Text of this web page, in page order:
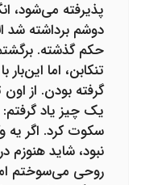
پذیرفته می‌شود،
دوشم برداشته شد
حکم گذشته.
تنکابن، اما
گرفته بودن. از
یک چیز یاد
سکوت کرد. اگر یه
نبود، شاید هنوزم
روحی می‌سوختم